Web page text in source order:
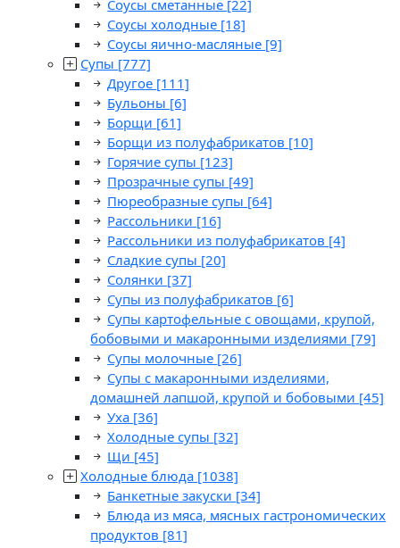
Соусы сметанные [22]
Соусы холодные [18]
Соусы яично-масляные [9]
Супы [777]
Другое [111]
Бульоны [6]
Борщи [61]
Борщи из полуфабрикатов [10]
Горячие супы [123]
Прозрачные супы [49]
Пюреобразные супы [64]
Рассольники [16]
Рассольники из полуфабрикатов [4]
Сладкие супы [20]
Солянки [37]
Супы из полуфабрикатов [6]
Супы картофельные с овощами, крупой,
бобовыми и макаронными изделиями [79]
Супы молочные [26]
Супы с макаронными изделиями,
домашней лапшой, крупой и бобовыми [45]
Уха [36]
Холодные супы [32]
Щи [45]
Холодные блюда [1038]
Банкетные закуски [34]
Блюда из мяса, мясных гастрономических
продуктов [81]